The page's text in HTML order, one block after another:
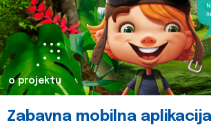
o projektu
Zabavna mobilna